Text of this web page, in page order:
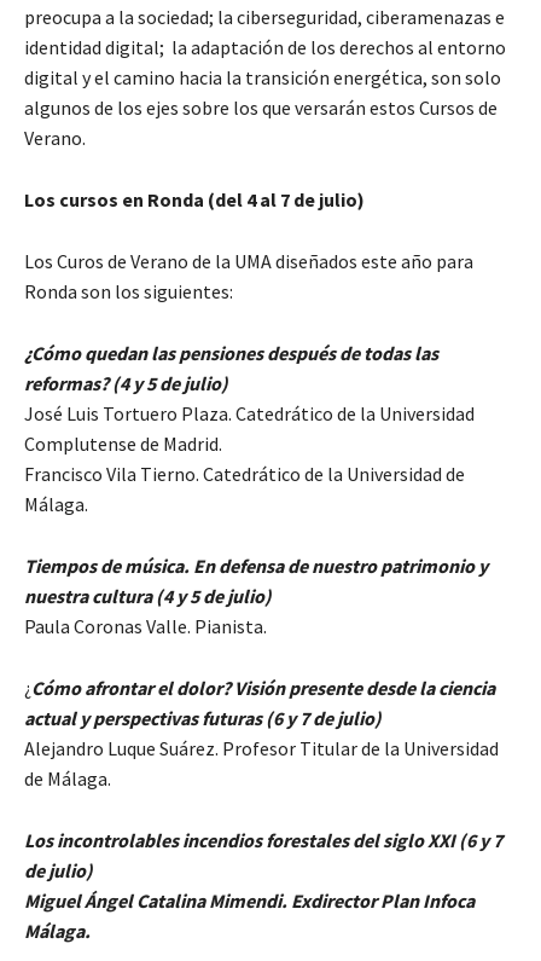
preocupa a la sociedad; la ciberseguridad, ciberamenazas e
identidad digital; la adaptación de los derechos al entorno
digital y el camino hacia la transición energética, son solo
algunos de los ejes sobre los que versarán estos Cursos de
Verano.
Los cursos en Ronda (del 4 al 7 de julio)
Los Curos de Verano de la UMA diseñados este año para
Ronda son los siguientes:
¿Cómo quedan las pensiones después de todas las
reformas? (4 y 5 de julio)
José Luis Tortuero Plaza. Catedrático de la Universidad
Complutense de Madrid.
Francisco Vila Tierno. Catedrático de la Universidad de
Málaga.
Tiempos de música. En defensa de nuestro patrimonio y
nuestra cultura (4 y 5 de julio)
Paula Coronas Valle. Pianista.
¿Cómo afrontar el dolor? Visión presente desde la ciencia
actual y perspectivas futuras (6 y 7 de julio)
Alejandro Luque Suárez. Profesor Titular de la Universidad
de Málaga.
Los incontrolables incendios forestales del siglo XXI (6 y 7
de julio)
Miguel Ángel Catalina Mimendi. Exdirector Plan Infoca
Málaga.